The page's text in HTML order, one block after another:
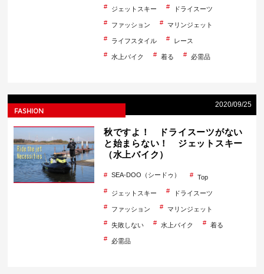
ジェットスキー ドライスーツ
ファッション マリンジェット
ライフスタイル レース
水上バイク 着る 必需品
2020/09/25
FASHION
秋ですよ！ ドライスーツがない
と始まらない！ ジェットスキー
（水上バイク）
SEA-DOO（シードゥ） Top
ジェットスキー ドライスーツ
ファッション マリンジェット
失敗しない 水上バイク 着る
必需品